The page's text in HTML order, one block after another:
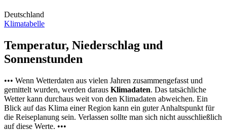
Deutschland
Klimatabelle
Temperatur, Niederschlag und
Sonnenstunden
••• Wenn Wetterdaten aus vielen Jahren zusammengefasst und
gemittelt wurden, werden daraus Klimadaten. Das tatsächliche
Wetter kann durchaus weit von den Klimadaten abweichen. Ein
Blick auf das Klima einer Region kann ein guter Anhaltspunkt für
die Reiseplanung sein. Verlassen sollte man sich nicht ausschließlich
auf diese Werte. •••